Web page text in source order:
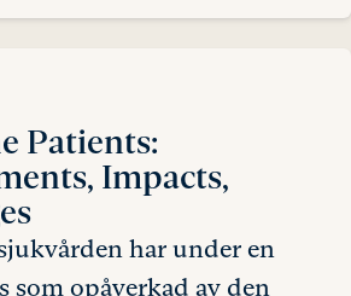
Patients:
Impacts,
har under en
som opåverkad av den